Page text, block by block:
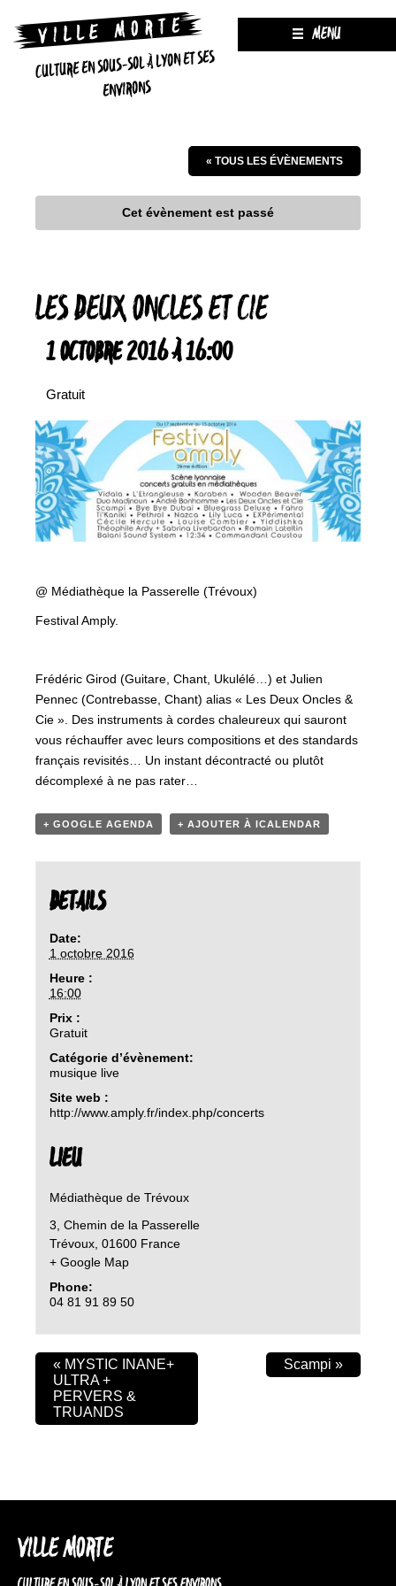
CULTURE EN SOUS-SOL À LYON ET SES
ENVIRONS
MENU
« TOUS LES ÉVÈNEMENTS
Cet évènement est passé
LES DEUX ONCLES ET CIE
1 OCTOBRE 2016 À 16:00
Gratuit
@ Médiathèque la Passerelle (Trévoux)
Festival Amply.
Frédéric Girod (Guitare, Chant, Ukulélé…) et Julien
Pennec (Contrebasse, Chant) alias « Les Deux Oncles &
Cie ». Des instruments à cordes chaleureux qui sauront
vous réchauffer avec leurs compositions et des standards
français revisités… Un instant décontracté ou plutôt
décomplexé à ne pas rater…
+ GOOGLE AGENDA + AJOUTER À ICALENDAR
DETAILS
Date:
1 octobre 2016
Heure :
16:00
Prix :
Gratuit
Catégorie d’évènement:
musique live
Site web :
http://www.amply.fr/index.php/concerts
LIEU
Médiathèque de Trévoux
3, Chemin de la Passerelle
Trévoux, 01600 France
+ Google Map
Phone:
04 81 91 89 50
« MYSTIC INANE+
ULTRA +
PERVERS &
TRUANDS
Scampi »
VILLE MORTE